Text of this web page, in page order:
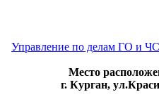
Управление по делам ГО и ЧС
Место
г. Курган,